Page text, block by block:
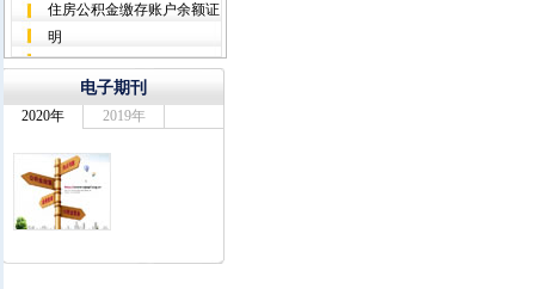
住房公积金缴存账户余额证
明